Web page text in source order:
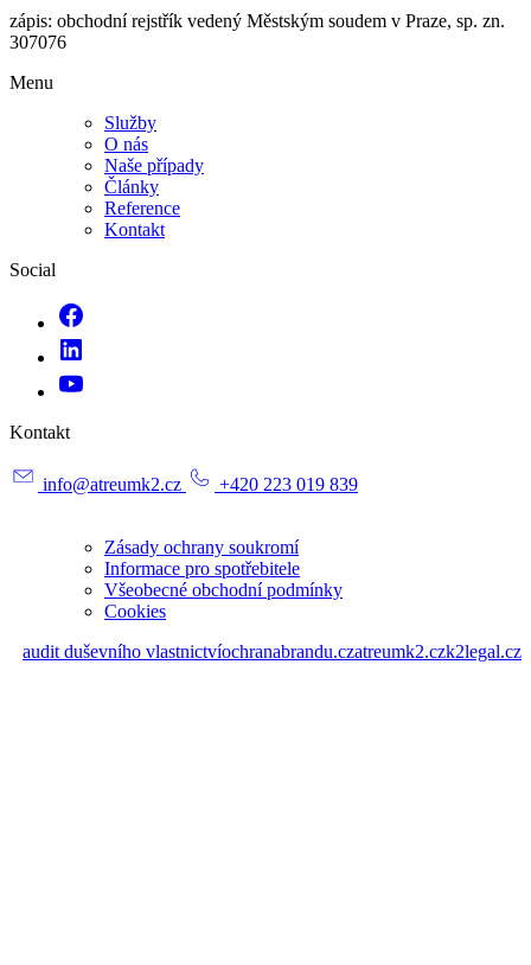
zápis: obchodní rejstřík vedený Městským soudem v Praze, sp. zn.
307076
Menu
Služby
O nás
Naše případy
Články
Reference
Kontakt
Social
Kontakt
info@atreumk2.cz +420 223 019 839
Zásady ochrany soukromí
Informace pro spotřebitele
Všeobecné obchodní podmínky
Cookies
k2legal.cz
atreumk2.cz
ochranabrandu.cz
audit duševního vlastnictví